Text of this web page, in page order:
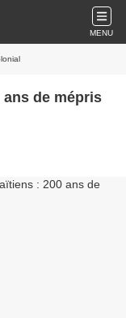
MENU
de mépris